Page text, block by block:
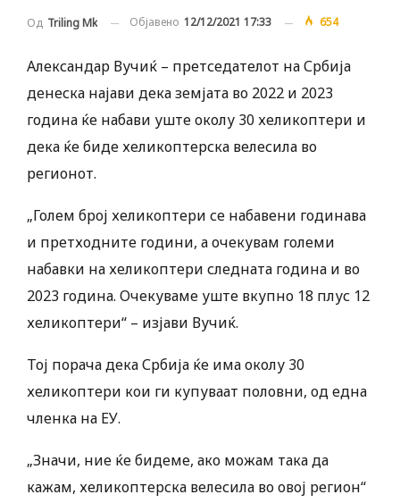
Од Triling Mk Објавено 12/12/2021 17:33 654
Александар Вучиќ – претседателот на Србија
денеска најави дека земјата во 2022 и 2023
година ќе набави уште околу 30 хеликоптери и
дека ќе биде хеликоптерска велесила во
регионот.
„Голем број хеликоптери се набавени годинава
и претходните години, а очекувам големи
набавки на хеликоптери следната година и во
2023 година. Очекуваме уште вкупно 18 плус 12
хеликоптери“ – изјави Вучиќ.
Тој порача дека Србија ќе има околу 30
хеликоптери кои ги купуваат половни, од една
членка на ЕУ.
„Значи, ние ќе бидеме, ако можам така да
кажам, хеликоптерска велесила во овој регион“